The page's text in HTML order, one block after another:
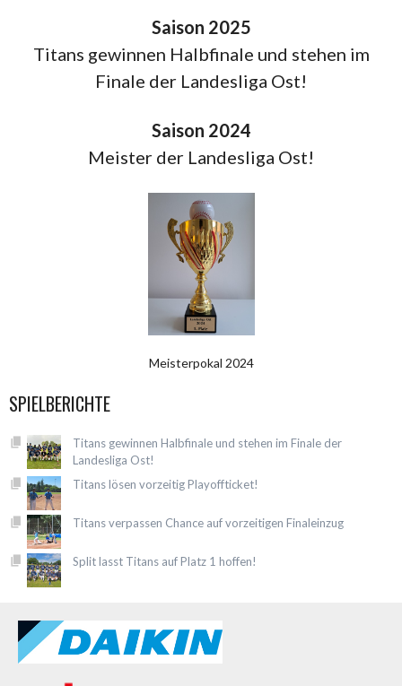
Saison 2025
Titans gewinnen Halbfinale und stehen im
Finale der Landesliga Ost!
Saison 2024
Meister der Landesliga Ost!
Meisterpokal 2024
SPIELBERICHTE
Titans gewinnen Halbfinale und stehen im Finale der
Landesliga Ost!
Titans lösen vorzeitig Playoffticket!
Titans verpassen Chance auf vorzeitigen Finaleinzug
Split lasst Titans auf Platz 1 hoffen!